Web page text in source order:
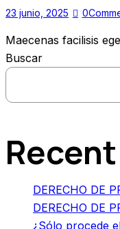
23 junio, 2025 0
Maecenas facilisis
Buscar
DERECHO DE
DERECHO DE
¿Sólo procede